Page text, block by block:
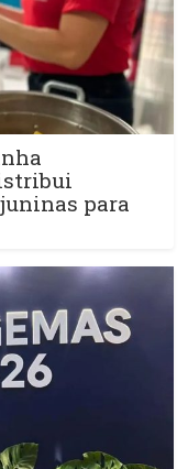
para